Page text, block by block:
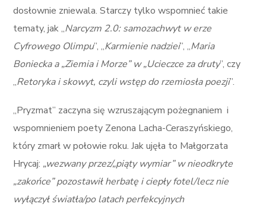
dosłownie zniewala. Starczy tylko wspomnieć takie
tematy, jak „Narcyzm 2.0: samozachwyt w erze
Cyfrowego Olimpu”, „Karmienie nadziei”, „Maria
Boniecka a „Ziemia i Morze” w „Ucieczce za druty”, czy
„Retoryka i skowyt, czyli wstęp do rzemiosła poezji”.
„Pryzmat” zaczyna się wzruszającym pożegnaniem i
wspomnieniem poety Zenona Lacha-Ceraszyńskiego,
który zmarł w połowie roku. Jak ujęła to Małgorzata
Hrycaj: „wezwany przez/„piąty wymiar” w nieodkryte
„zakońce” pozostawił herbatę i ciepły fotel/lecz nie
wyłączył światła/po latach perfekcyjnych